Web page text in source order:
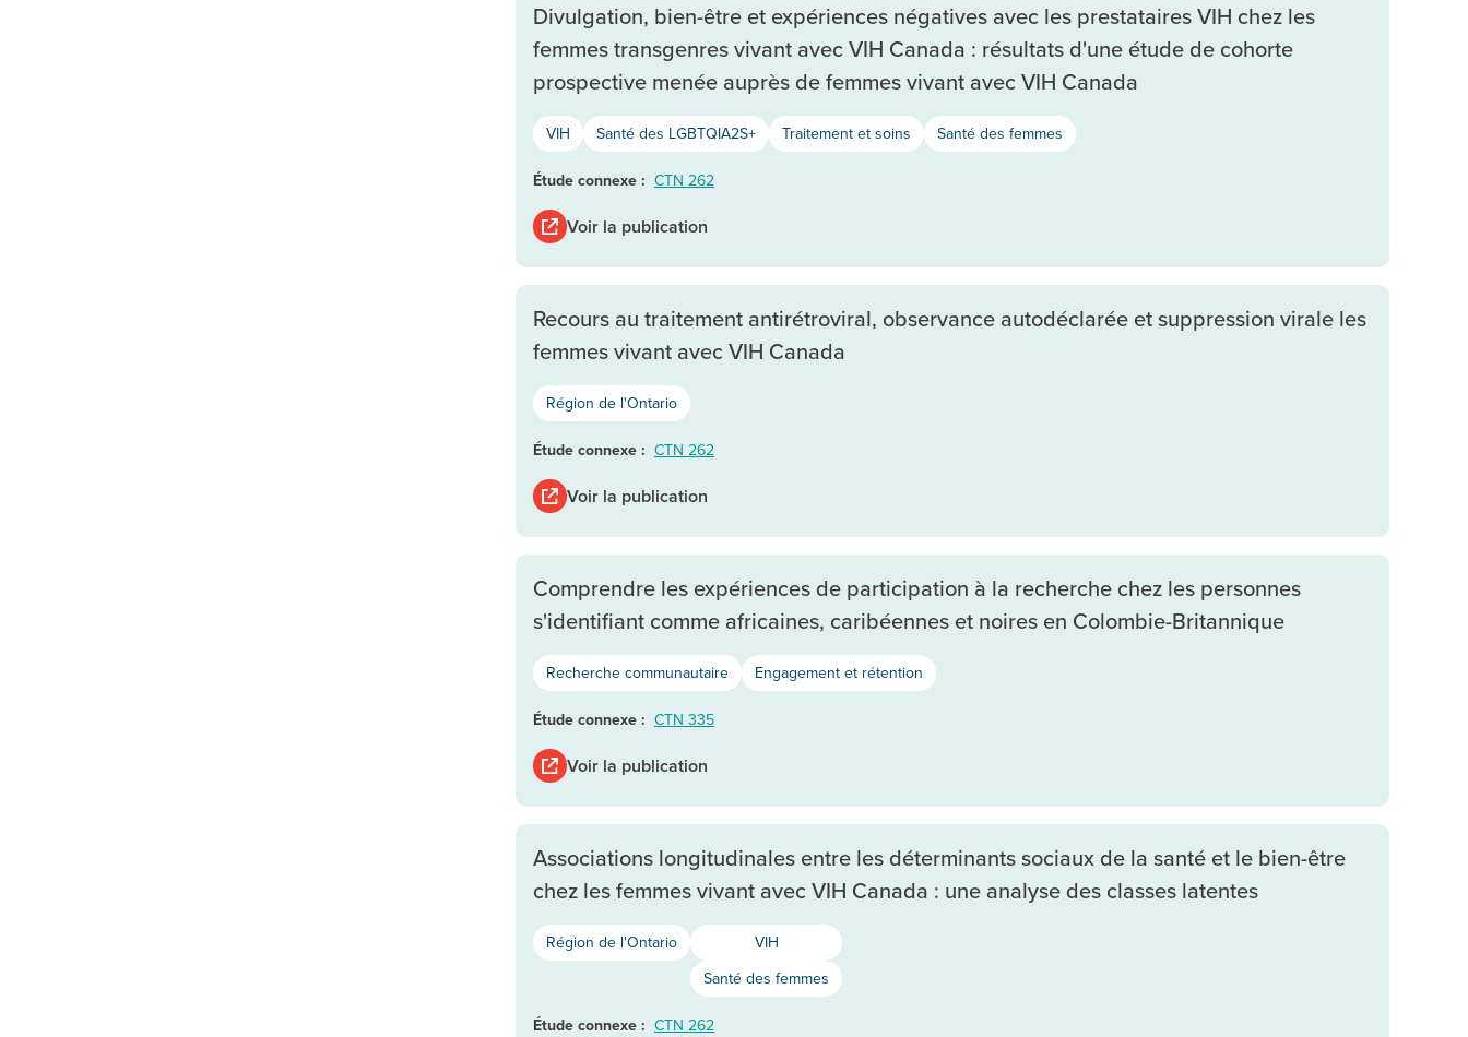
Divulgation, bien-être et expériences négatives avec les prestataires VIH chez les
femmes transgenres vivant avec VIH Canada : résultats d'une étude de cohorte
prospective menée auprès de femmes vivant avec VIH Canada
VIH Santé des LGBTQIA2S+ Traitement et soins Santé des femmes
Étude connexe : CTN 262
Voir la publication
Recours au traitement antirétroviral, observance autodéclarée et suppression virale les
femmes vivant avec VIH Canada
Région de l'Ontario
Étude connexe : CTN 262
Voir la publication
Comprendre les expériences de participation à la recherche chez les personnes
s'identifiant comme africaines, caribéennes et noires en Colombie-Britannique
Recherche communautaire Engagement et rétention
Étude connexe : CTN 335
Voir la publication
Associations longitudinales entre les déterminants sociaux de la santé et le bien-être
chez les femmes vivant avec VIH Canada : une analyse des classes latentes
Région de l'Ontario
VIH
Santé des femmes
Étude connexe : CTN 262